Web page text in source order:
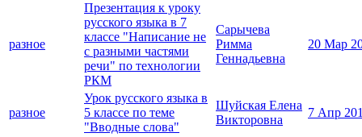
разное
Презентация к уроку
русского языка в 7
классе "Написание не
с разными частями
речи" по технологии
РКМ
Сарычева
Римма
Геннадьевна
20 Мар
разное
Урок русского языка в
5 классе по теме
"Вводные слова"
Шуйская Елена
Викторовна
7 Апр